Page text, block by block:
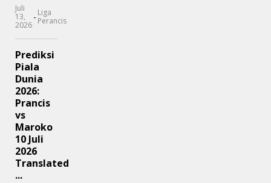
Juli
13,
2026
- Liga
Perancis
Prediksi
Piala
Dunia
2026:
Prancis
vs
Maroko
10 Juli
2026
Translated
...